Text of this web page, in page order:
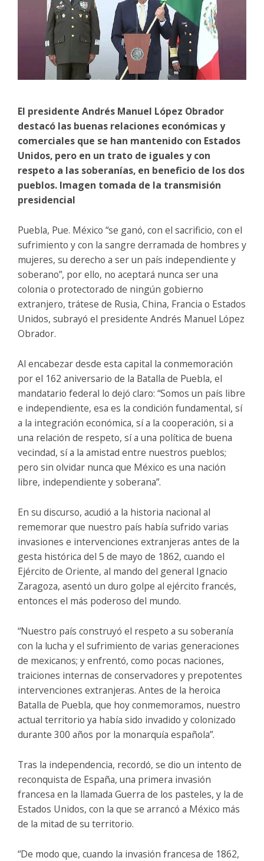
El presidente Andrés Manuel López Obrador
destacó las buenas relaciones económicas y
comerciales que se han mantenido con Estados
Unidos, pero en un trato de iguales y con
respeto a las soberanías, en beneficio de los dos
pueblos. Imagen tomada de la transmisión
presidencial
Puebla, Pue. México “se ganó, con el sacrificio, con el
sufrimiento y con la sangre derramada de hombres y
mujeres, su derecho a ser un país independiente y
soberano”, por ello, no aceptará nunca ser una
colonia o protectorado de ningún gobierno
extranjero, trátese de Rusia, China, Francia o Estados
Unidos, subrayó el presidente Andrés Manuel López
Obrador.
Al encabezar desde esta capital la conmemoración
por el 162 aniversario de la Batalla de Puebla, el
mandatario federal lo dejó claro: “Somos un país libre
e independiente, esa es la condición fundamental, sí
a la integración económica, sí a la cooperación, si a
una relación de respeto, sí a una política de buena
vecindad, sí a la amistad entre nuestros pueblos;
pero sin olvidar nunca que México es una nación
libre, independiente y soberana”.
En su discurso, acudió a la historia nacional al
rememorar que nuestro país había sufrido varias
invasiones e intervenciones extranjeras antes de la
gesta histórica del 5 de mayo de 1862, cuando el
Ejército de Oriente, al mando del general Ignacio
Zaragoza, asentó un duro golpe al ejército francés,
entonces el más poderoso del mundo.
“Nuestro país construyó el respeto a su soberanía
con la lucha y el sufrimiento de varias generaciones
de mexicanos; y enfrentó, como pocas naciones,
traiciones internas de conservadores y prepotentes
intervenciones extranjeras. Antes de la heroica
Batalla de Puebla, que hoy conmemoramos, nuestro
actual territorio ya había sido invadido y colonizado
durante 300 años por la monarquía española”.
Tras la independencia, recordó, se dio un intento de
reconquista de España, una primera invasión
francesa en la llamada Guerra de los pasteles, y la de
Estados Unidos, con la que se arrancó a México más
de la mitad de su territorio.
“De modo que, cuando la invasión francesa de 1862,